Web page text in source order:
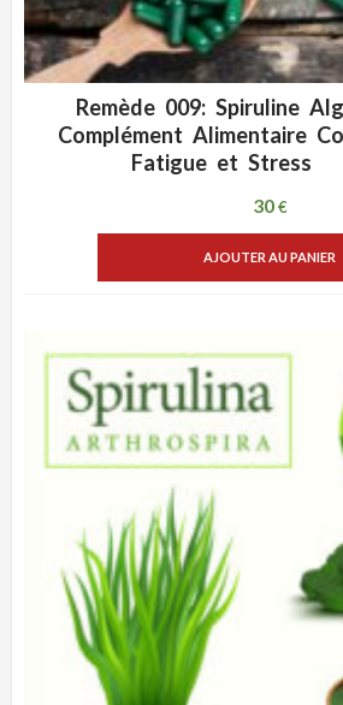
ADD WISHLIST
Remède 009: Spiruline
Complément Alimentaire
Fatigue et Stress
30€
AJOUTER AU PANIER